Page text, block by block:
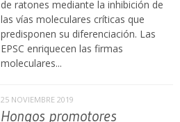
de ratones mediante la inhibición de
las vías moleculares críticas que
predisponen su diferenciación. Las
EPSC enriquecen las firmas
moleculares...
25 NOVIEMBRE 2019
Hongos promotores